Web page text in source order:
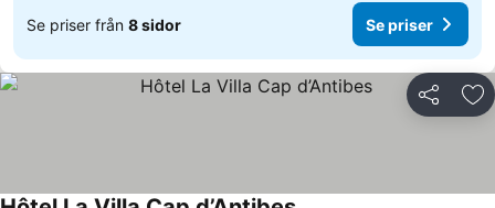
Se priser från 8 sidor Se priser
Dela